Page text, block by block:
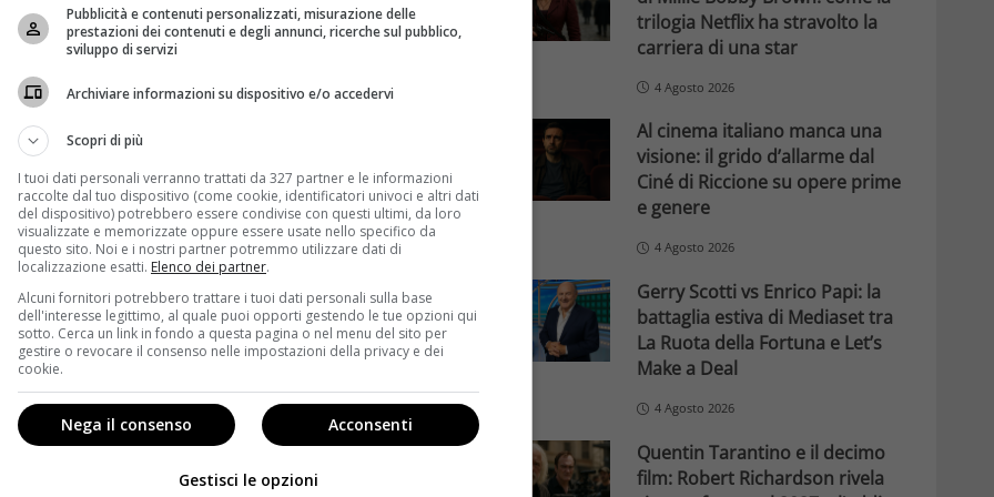
diThor Ragnarok
Chris Hemsworthtornare nei panni del semi Dio. In
lato dell’universo senza il suo potente
ritornare ad Asgard e fermare Ragnarok – la
trilogia Netflix ha stravolto la
carriera di una star
4 Agosto 2026
Al cinema italiano manca una
visione: il grido d’allarme dal
Ciné di Riccione su opere prime
e genere
4 Agosto 2026
Gerry Scotti vs Enrico Papi: la
battaglia estiva di Mediaset tra
La Ruota della Fortuna e Let’s
Make a Deal
4 Agosto 2026
Quentin Tarantino e il decimo
film: Robert Richardson rivela
Pubblicità e contenuti personalizzati, misurazione delle
prestazioni dei contenuti e degli annunci, ricerche sul pubblico,
sviluppo di servizi
Archiviare informazioni su dispositivo e/o accedervi
Scopri di più
I tuoi dati personali verranno trattati da 327 partner e le informazioni
raccolte dal tuo dispositivo (come cookie, identificatori univoci e altri dati
del dispositivo) potrebbero essere condivise con questi ultimi, da loro
visualizzate e memorizzate oppure essere usate nello specifico da
questo sito. Noi e i nostri partner potremmo utilizzare dati di
localizzazione esatti. Elenco dei partner.
Alcuni fornitori potrebbero trattare i tuoi dati personali sulla base
dell'interesse legittimo, al quale puoi opporti gestendo le tue opzioni qui
sotto. Cerca un link in fondo a questa pagina o nel menu del sito per
gestire o revocare il consenso nelle impostazioni della privacy e dei
cookie.
Acconsenti
Nega il consenso
Gestisci le opzioni